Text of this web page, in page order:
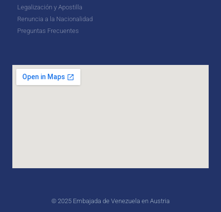
Legalización y Apostilla
Renuncia a la Nacionalidad
Preguntas Frecuentes
© 2025 Embajada de Venezuela en Austria